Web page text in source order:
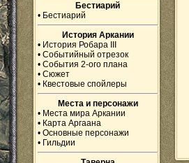
Бестиарий
• Бестиарий
История Аркании
• История Робара III
• Событийный отрезок
• События 2-ого плана
• Сюжет
• Квестовые спойлеры
Места и персонажи
• Места мира Аркании
• Карта Аргаана
• Основные персонажи
• Гильдии